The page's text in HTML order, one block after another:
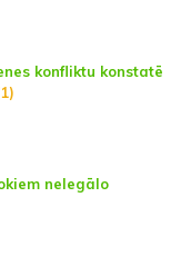
konfliktu konstatē
nelegālo